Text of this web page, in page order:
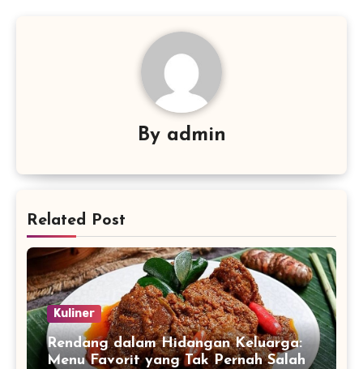
By admin
Related Post
Kuliner
Rendang dalam Hidangan Keluarga:
Menu Favorit yang Tak Pernah Salah